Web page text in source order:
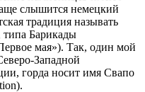
слышится немецкий
традиция называть
Барикады
мая»). Так, один мой
Западной
горда носит имя Свапо